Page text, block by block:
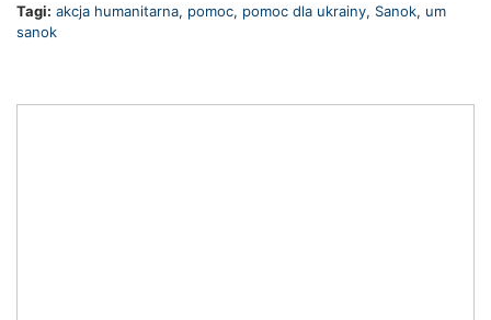
Tagi: akcja humanitarna, pomoc, pomoc dla ukrainy, Sanok, um
sanok